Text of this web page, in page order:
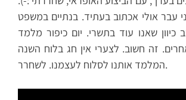
עבר אולי אכתוב בעתיד. בנתיים במשפט
כיוון שאנו עוד בתשרי. יום כיפור מלמד
זה חשוב. לצערי אין חג בלוח השנה
המלמד אותנו לסלוח לעצמנו. לשחרר.